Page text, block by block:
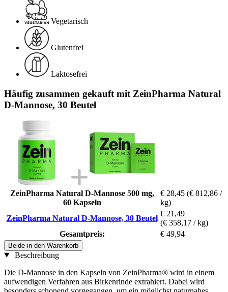
Vegetarisch
Glutenfrei
Laktosefrei
Häufig zusammen gekauft mit ZeinPharma Natural
D-Mannose, 30 Beutel
ZeinPharma Natural D-Mannose 500 mg,
60 Kapseln
€ 28,45 (€ 812,86 /
kg)
ZeinPharma Natural D-Mannose, 30 Beutel
€ 21,49
(€ 358,17 / kg)
Gesamtpreis:
€ 49,94
Beide in den Warenkorb
Beschreibung
Die D-Mannose in den Kapseln von ZeinPharma® wird in einem
aufwendigen Verfahren aus Birkenrinde extrahiert. Dabei wird